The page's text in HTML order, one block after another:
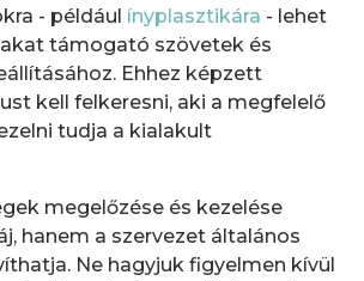
- például ínyplasztikára - lehet
támogató szövetek és
Ehhez képzett
kell felkeresni, aki a megfelelő
tudja a kialakult
megelőzése és kezelése
hanem a szervezet általános
Ne hagyjuk figyelmen kívül